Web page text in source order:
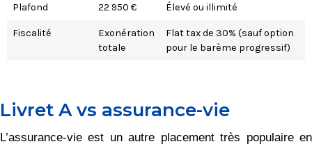
Plafond 22 950 € Élevé ou illimité
Fiscalité
Exonération
totale
Flat tax de 30% (sauf option
pour le barème progressif)
Livret A vs assurance-vie
L’assurance-vie est un autre placement très populaire en